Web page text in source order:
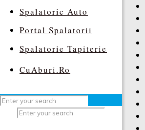
Spalatorie Auto
Portal Spalatorii
Spalatorie Tapiterie
CuAburi.Ro